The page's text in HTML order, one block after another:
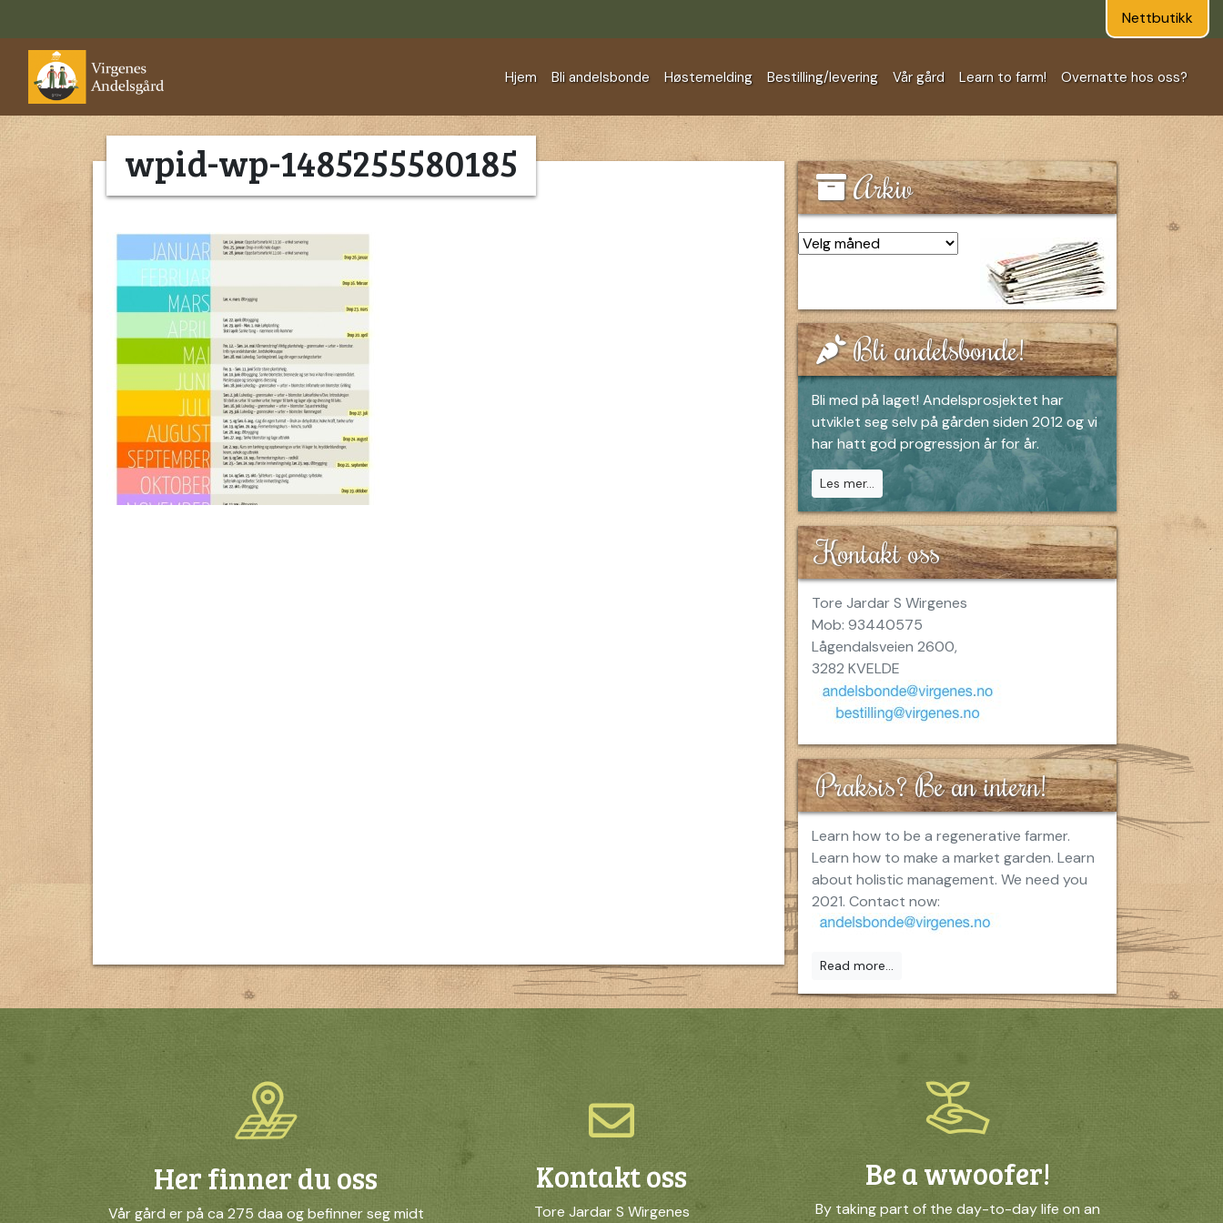
Nettbutikk
Hjem Bli andelsbonde Høstemelding Bestilling/levering Vår gård Learn to farm! Overnatte hos oss?
wpid-wp-1485255580185
Arkiv
Bli andelsbonde!
Bli med på laget! Andelsprosjektet har
utviklet seg selv på gården siden 2012 og vi
har hatt god progressjon år for år.
Les mer...
Kontakt oss
Tore Jardar S Wirgenes
Mob: 93440575
Lågendalsveien 2600,
3282 KVELDE
Praksis? Be an intern!
Learn how to be a regenerative farmer.
Learn how to make a market garden. Learn
about holistic management. We need you
2021. Contact now:
Read more...
Her finner du oss
Vår gård er på ca 275 daa og befinner seg midt
Kontakt oss
Tore Jardar S Wirgenes
Be a wwoofer!
By taking part of the day-to-day life on an